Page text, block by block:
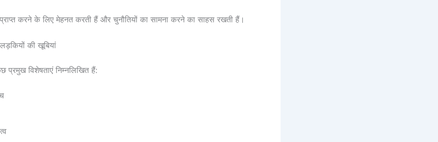
करने के लिए मेहनत करती हैं और चुनौतियों का सामना करने का साहस रखती हैं।
की खूबियां
प्रमुख विशेषताएं निम्नलिखित हैं: